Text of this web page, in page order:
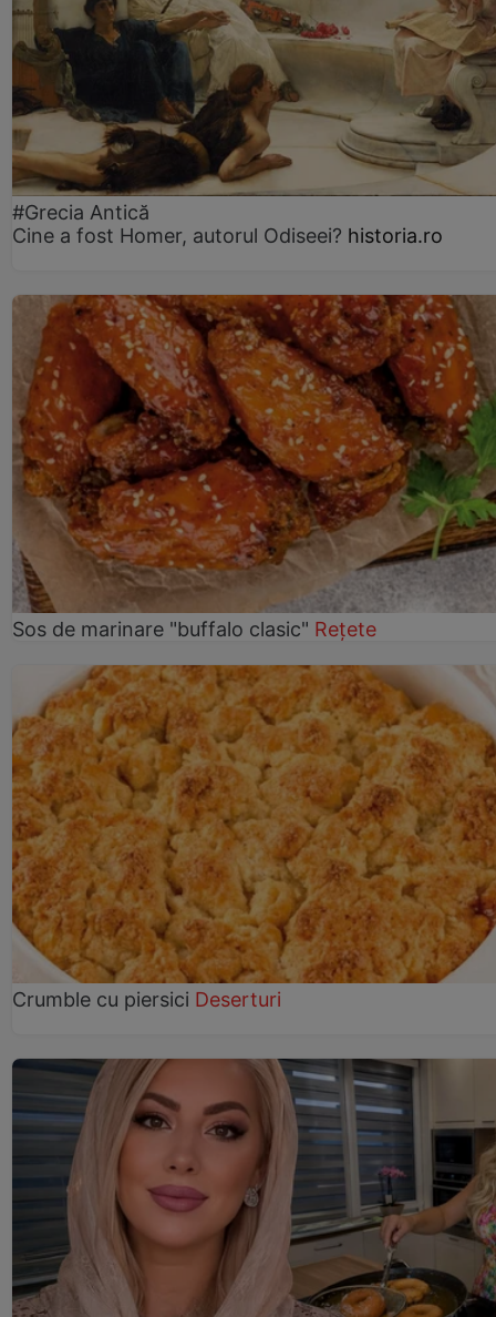
#Grecia Antică
Cine a fost Homer, autorul Odiseei? historia.ro
Sos de marinare "buffalo clasic" Rețete
Crumble cu piersici Deserturi